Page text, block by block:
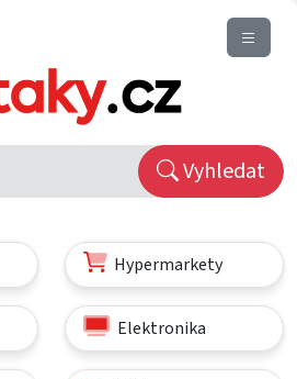
Vyhledat
Hypermarkety
Elektronika